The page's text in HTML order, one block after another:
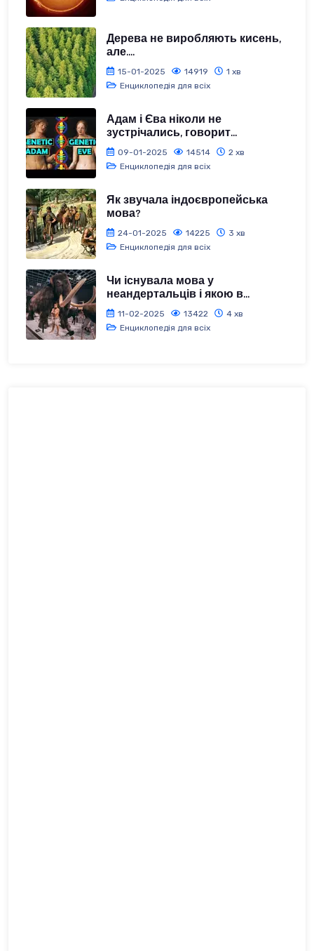
Дерева не виробляють кисень,
але....
15-01-2025 14919
1 хв
Енциклопедія для всіх
Адам і Єва ніколи не
зустрічались, говорит...
09-01-2025 14514
2 хв
Енциклопедія для всіх
Як звучала індоєвропейська
мова?
24-01-2025 14225
3 хв
Енциклопедія для всіх
Чи існувала мова у
неандертальців і якою в...
11-02-2025 13422
4 хв
Енциклопедія для всіх